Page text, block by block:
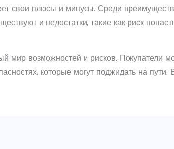
свои плюсы и минусы. Среди
и недостатки, такие как риск
мир возможностей и рисков. Покупатели
которые могут поджидать на пути.